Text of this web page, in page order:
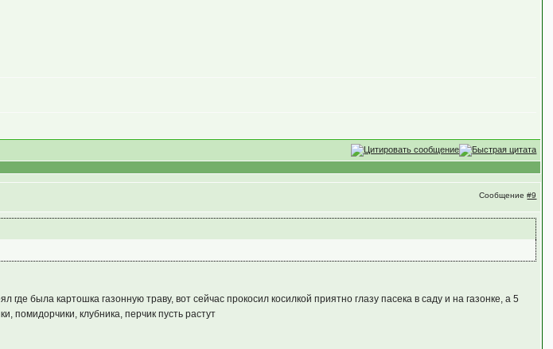
Сообщение#9
была картошка газонную траву, вот сейчас прокосил косилкой приятно глазу пасека в саду и на газонке, а 5
помидорчики, клубника, перчик пусть растут